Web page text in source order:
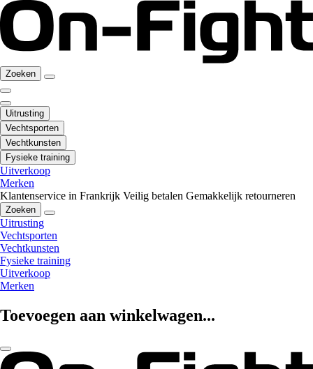
Zoeken
Uitrusting
Vechtsporten
Vechtkunsten
Fysieke training
Uitverkoop
Merken
Klantenservice in Frankrijk Veilig betalen Gemakkelijk retourneren
Zoeken
Uitrusting
Vechtsporten
Vechtkunsten
Fysieke training
Uitverkoop
Merken
Toevoegen aan winkelwagen...